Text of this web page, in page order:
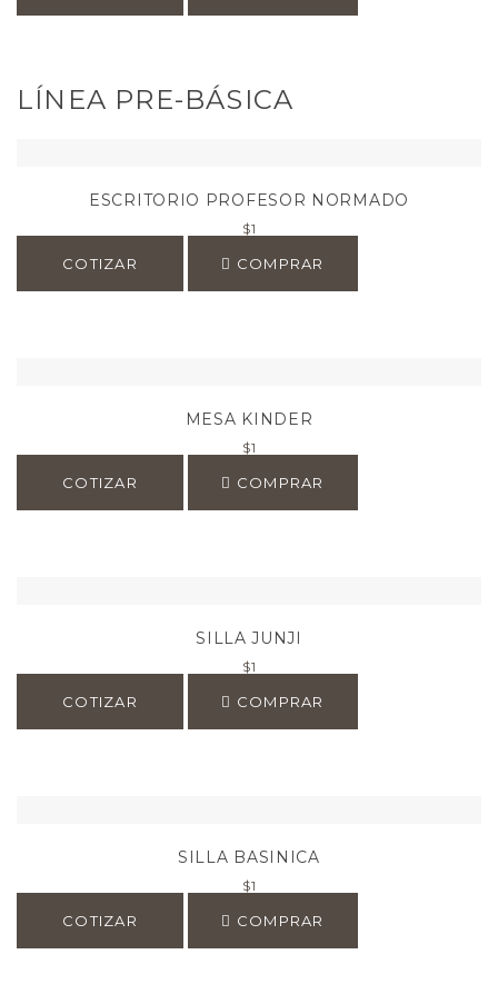
LÍNEA PRE-BÁSICA
ESCRITORIO PROFESOR NORMADO
$1
COTIZAR COMPRAR
MESA KINDER
$1
COTIZAR COMPRAR
SILLA JUNJI
$1
COTIZAR COMPRAR
SILLA BASINICA
$1
COTIZAR COMPRAR